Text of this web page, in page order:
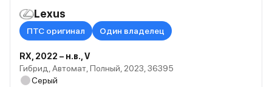
Lexus
ПТС оригинал Один владелец
RX, 2022 – н.в., V
Гибрид, Автомат, Полный, 2023, 36395
Серый